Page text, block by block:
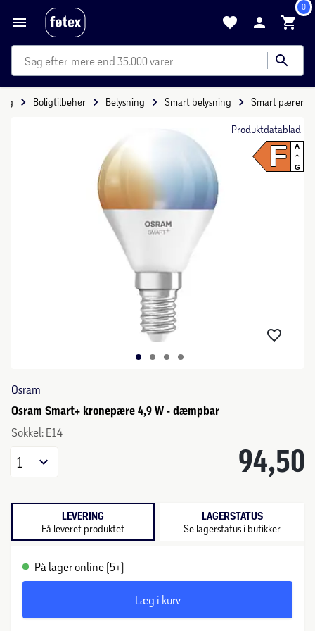
0
mere end 35.000 varer
Boligtilbehør Belysning Smart belysning Smart pærer
Produktdatablad
F A
G
Osram
Osram Smart+ kronepære 4,9 W - dæmpbar
Sokkel: E14
94,50
1
LEVERING
Få leveret produktet
LAGERSTATUS
Se lagerstatus i butikker
På lager online (5+)
Læg i kurv